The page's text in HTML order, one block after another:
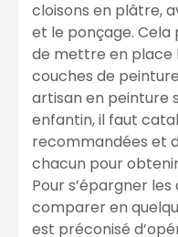
cloisons en plâtre,
et le ponçage.
de mettre en place
couches de
artisan en peinture
enfantin, il faut
recommandées et
chacun pour
Pour s’épargner
comparer en
est préconisé